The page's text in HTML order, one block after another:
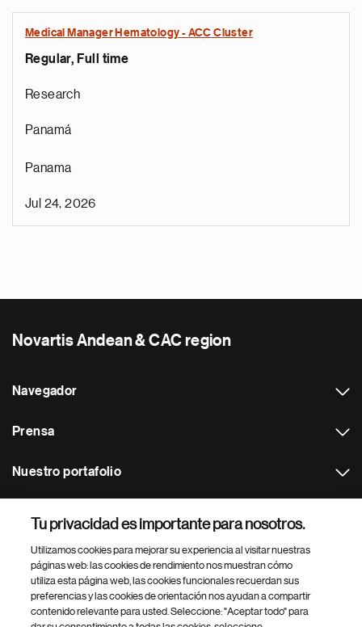
Medical Manager Hematology - ACC Cluster
Regular, Full time
Research
Panamá
Panama
Jul 24, 2026
Novartis Andean & CAC region
Navegador
Prensa
Nuestro portafolio
Footer Site Search
Tu privacidad es importante para nosotros.
Utilizamos cookies para mejorar su experiencia al visitar nuestras
páginas web: las cookies de rendimiento nos muestran cómo
utiliza esta página web, las cookies funcionales recuerdan sus
preferencias y las cookies de orientación nos ayudan a compartir
contenido relevante para usted. Seleccione: "Aceptar todo" para